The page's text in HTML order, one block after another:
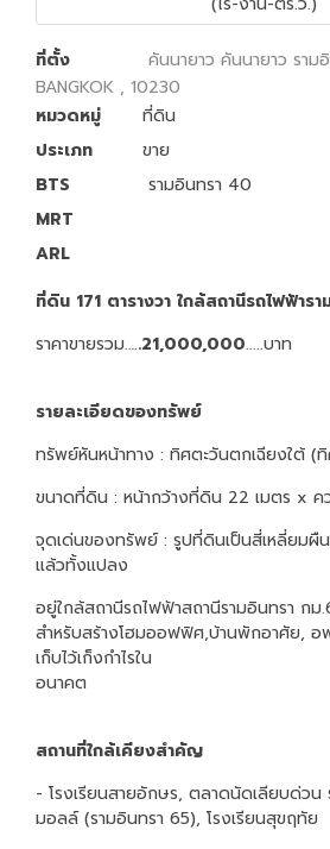
ที่ตั้ง
คันนายาว คันนายาว ราม
BANGKOK , 10230
หมวดหมู่
ที่ดิน
ประเภท
ขาย
BTS
รามอินทรา 40
MRT
ARL
ที่ดิน 171 ตารางวา ใกล้สถานีรถไฟฟ้าร
ราคาขายรวม…..21,000,000.....บาท
รายละเอียดของทรัพย์
ทรัพย์หันหน้าทาง : ทิศตะวันตกเฉียงใต้ (
ขนาดที่ดิน : หน้ากว้างที่ดิน 22 เมตร x ค
จุดเด่นของทรัพย์ : รูปที่ดินเป็นสี่เหลี่ยมผื
แล้วทั้งแปลง
อยู่ใกล้สถานีรถไฟฟ้าสถานีรามอินทรา กม
สำหรับสร้างโฮมออฟฟิศ,บ้านพักอาศัย, อ
เก็บไว้เก็งกำไรใน
อน
สถานที่ใกล้เคียงสำคัญ
- โรงเรียนสายอักษร, ตลาดนัดเลียบด่วน
มอลล์ (รามอินทรา 65), โรงเรียนสุขฤทัย